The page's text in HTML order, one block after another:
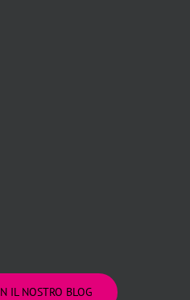
IL NOSTRO BLOG